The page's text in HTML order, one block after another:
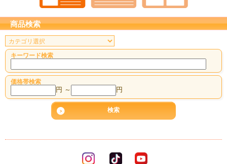
商品検索
キーワード検索
価格帯検索
円 ～ 円